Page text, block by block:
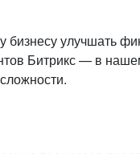
бизнесу улучшать
Битрикс — в